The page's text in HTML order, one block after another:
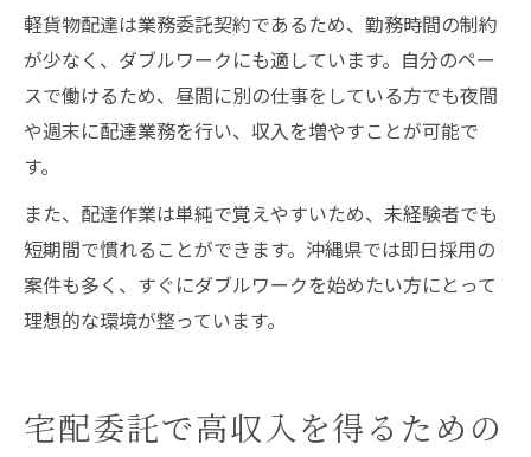
軽貨物配達は業務委託契約であるため、勤務時間の制約
が少なく、ダブルワークにも適しています。自分のペー
スで働けるため、昼間に別の仕事をしている方でも夜間
や週末に配達業務を行い、収入を増やすことが可能で
す。
また、配達作業は単純で覚えやすいため、未経験者でも
短期間で慣れることができます。沖縄県では即日採用の
案件も多く、すぐにダブルワークを始めたい方にとって
理想的な環境が整っています。
宅配委託で高収入を得るための